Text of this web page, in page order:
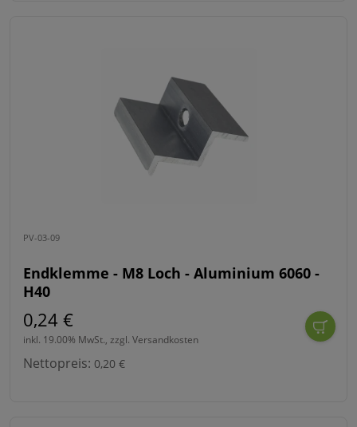
PV-03-09
Endklemme - M8 Loch - Aluminium 6060 -
H40
0,24 €
inkl. 19.00% MwSt., zzgl. Versandkosten
Nettopreis: 0,20 €